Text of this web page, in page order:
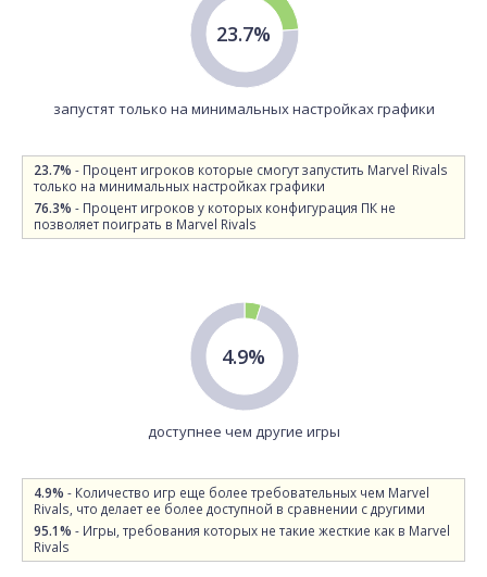
23.7%
запустят только на минимальных настройках графики
23.7% - Процент игроков которые смогут запустить Marvel Rivals
только на минимальных настройках графики
76.3% - Процент игроков у которых конфигурация ПК не
позволяет поиграть в Marvel Rivals
4.9%
доступнее чем другие игры
4.9% - Количество игр еще более требовательных чем Marvel
Rivals, что делает ее более доступной в сравнении с другими
95.1% - Игры, требования которых не такие жесткие как в Marvel
Rivals